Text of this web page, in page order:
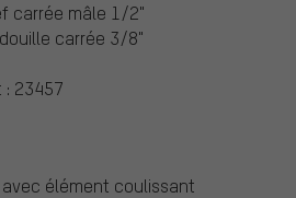
carrée mâle 1/2"
carrée 3/8"
: 23457
avec élément coulissant